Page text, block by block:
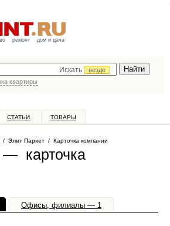
ремонт дом и дача
Искать
везде
квартиры
СТАТЬИ ТОВАРЫ
/ Элит Паркет / Карточка компании
— карточка
Офисы, филиалы — 1